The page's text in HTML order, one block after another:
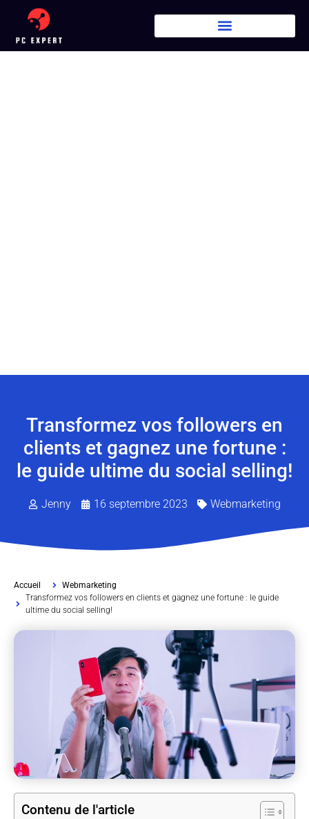
Transformez vos followers en
clients et gagnez une fortune :
le guide ultime du social selling!
Jenny 16 septembre 2023 Webmarketing
Accueil
Webmarketing
Transformez vos followers en clients et gagnez une fortune : le guide
ultime du social selling!
Contenu de l'article